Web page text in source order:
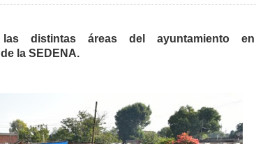
distintas áreas del ayuntamiento en
la SEDENA.